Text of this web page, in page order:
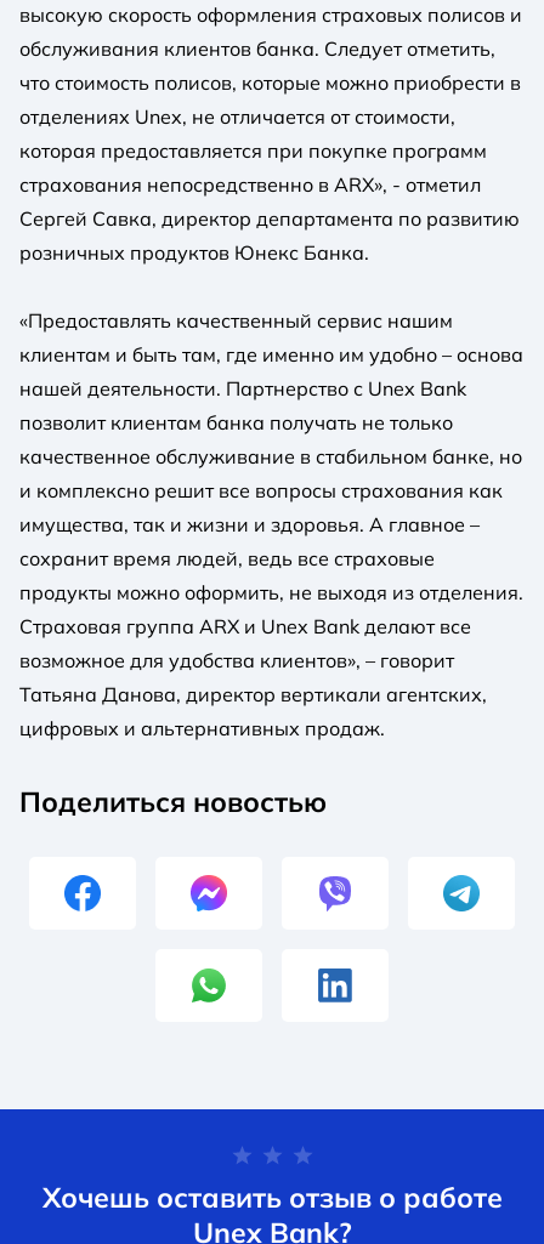
высокую скорость оформления страховых полисов и
обслуживания клиентов банка. Следует отметить,
что стоимость полисов, которые можно приобрести в
отделениях Unex, не отличается от стоимости,
которая предоставляется при покупке программ
страхования непосредственно в ARX», - отметил
Сергей Савка, директор департамента по развитию
розничных продуктов Юнекс Банка.
«Предоставлять качественный сервис нашим
клиентам и быть там, где именно им удобно – основа
нашей деятельности. Партнерство с Unex Bank
позволит клиентам банка получать не только
качественное обслуживание в стабильном банке, но
и комплексно решит все вопросы страхования как
имущества, так и жизни и здоровья. А главное –
сохранит время людей, ведь все страховые
продукты можно оформить, не выходя из отделения.
Страховая группа ARX и Unex Bank делают все
возможное для удобства клиентов», – говорит
Татьяна Данова, директор вертикали агентских,
цифровых и альтернативных продаж.
Поделиться новостью
Хочешь оставить отзыв о работе
Unex Bank?